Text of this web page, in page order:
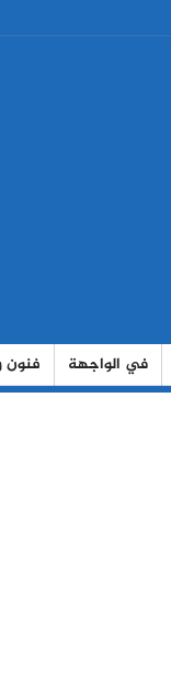
في الواجهة فنون